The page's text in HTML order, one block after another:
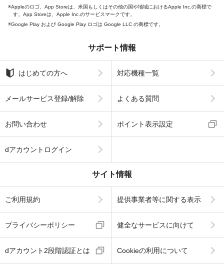
Appleのロゴ、App Storeは、米国もしくはその他の国や地域におけるApple Inc.の商標で
す。App Storeは、Apple Inc.のサービスマークです。
Google Play および Google Play ロゴは Google LLC の商標です。
サポート情報
はじめての方へ 対応機種一覧
メールサービス登録/解除 よくある質問
お問い合わせ ポイント表示設定
dアカウントログイン
サイト情報
ご利用規約 提供事業者等に関する表示
プライバシーポリシー 健全なサービスに向けて
dアカウント2段階認証とは Cookieの利用について